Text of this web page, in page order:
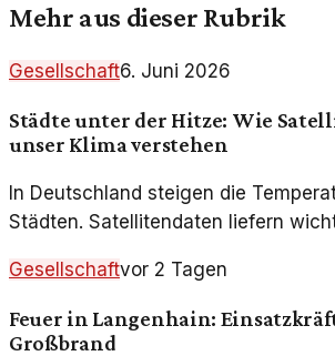
Mehr aus dieser Rubrik
Gesellschaft6. Juni 2026
Städte unter der Hitze: Wie
unser Klima verstehen
In Deutschland steigen die
Städten. Satellitendaten liefern
zu verstehen.
Gesellschaftvor 2 Tagen
Feuer in Langenhain:
Großbrand